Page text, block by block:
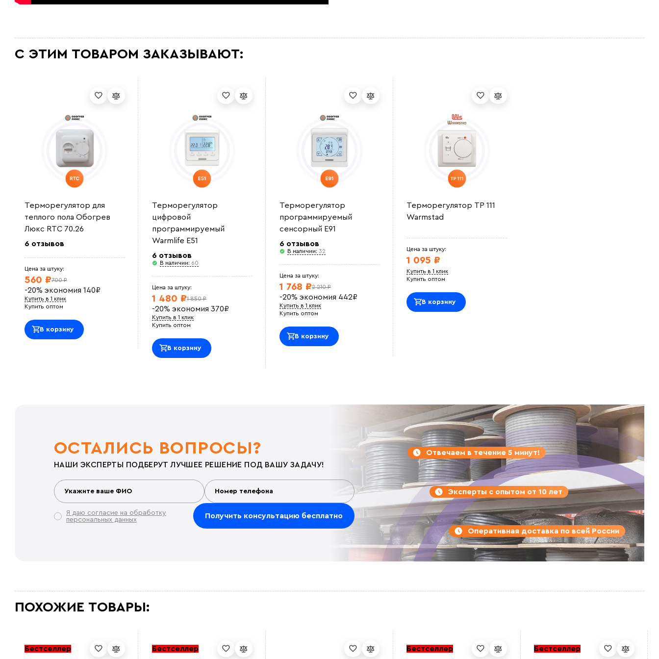
С ЭТИМ ТОВАРОМ ЗАКАЗЫВАЮТ:
Терморегулятор для
теплого пола Обогрев
Люкс RTC 70.26
6 отзывов
Цена за штуку:
700 ₽
560 ₽
-20% экономия 140₽
Купить в 1 клик
Купить оптом
В корзину
Терморегулятор
цифровой
программируемый
Warmlife E51
6 отзывов
В наличии: 60
Цена за штуку:
1 850 ₽
1 480 ₽
-20% экономия 370₽
Купить в 1 клик
Купить оптом
В корзину
Терморегулятор
программируемый
сенсорный E91
6 отзывов
В наличии: 32
Цена за штуку:
2 210 ₽
1 768 ₽
-20% экономия 442₽
Купить в 1 клик
Купить оптом
В корзину
Терморегулятор ТР 111
Warmstad
Цена за штуку:
1 095 ₽
Купить в 1 клик
Купить оптом
В корзину
ОСТАЛИСЬ ВОПРОСЫ?
НАШИ ЭКСПЕРТЫ ПОДБЕРУТ ЛУЧШЕЕ РЕШЕНИЕ ПОД ВАШУ ЗАДАЧУ!
Я даю согласие на обработку
персональных данных
Отвечаем в течение 5 минут!
Эксперты с опытом от 10 лет
Оперативная доставка по всей России
ПОХОЖИЕ ТОВАРЫ:
Бестселлер Бестселлер Бестселлер Бестселлер